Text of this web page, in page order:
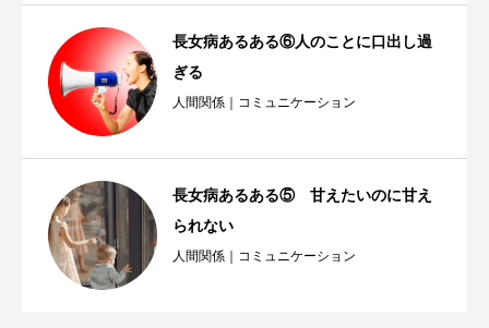
長女病あるある⑥人のことに口出し過
ぎる
人間関係｜コミュニケーション
長女病あるある⑤ 甘えたいのに甘え
られない
人間関係｜コミュニケーション